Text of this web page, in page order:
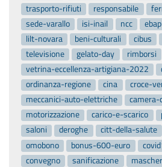
trasporto-rifiuti
responsabile
sede-varallo
isi-inail ncc
lilt-novara
beni-culturali cibus
televisione
gelato-day
rimborsi
vetrina-eccellenza-artigiana-2022
ordinanza-regione
cina croce-
meccanici-auto-elettriche
camera-
motorizzazione
carico-e-scarico
saloni
deroghe citt-della-salute
omobono
bonus-600-euro
convegno
sanificazione